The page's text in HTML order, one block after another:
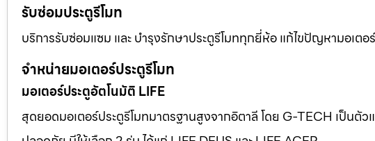
รับซ่อมประตูรีโมท
บริการรับซ่อมแซม และ บำรุงรักษาประตูรีโมททุกยี่ห้อ แก้ไขปัญหามอเต
จำหน่ายมอเตอร์ประตูรีโมท
มอเตอร์ประตูอัตโนมัติ LIFE
สุดยอดมอเตอร์ประตูรีโมทมาตรฐานสูงจากอิตาลี โดย G-TECH เป็นตั